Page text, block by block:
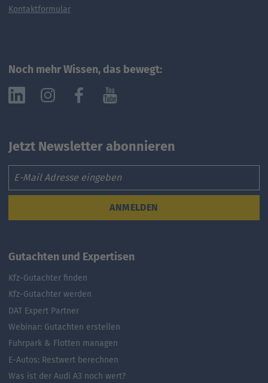
Kontaktformular
Noch mehr Wissen, das bewegt:
Jetzt Newsletter abonnieren
ANMELDEN
Gutachten und Expertisen
Kfz-Gutachter finden
Kfz-Gutachter werden
DAT Expert Partner
Webinar: Gutachten erstellen
Fuhrpark & Flotten managen
E-Autos: Restwert berechnen
Was ist der Audi A3 noch wert?